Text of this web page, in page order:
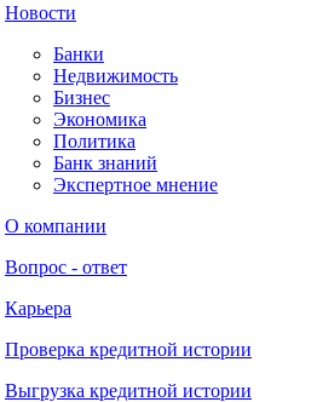
Новости
Банки
Недвижимость
Бизнес
Экономика
Политика
Банк знаний
Экспертное мнение
О компании
Вопрос - ответ
Карьера
Проверка кредитной истории
Выгрузка кредитной истории